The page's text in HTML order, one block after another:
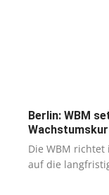
Berlin: WBM
Die WBM
auf die